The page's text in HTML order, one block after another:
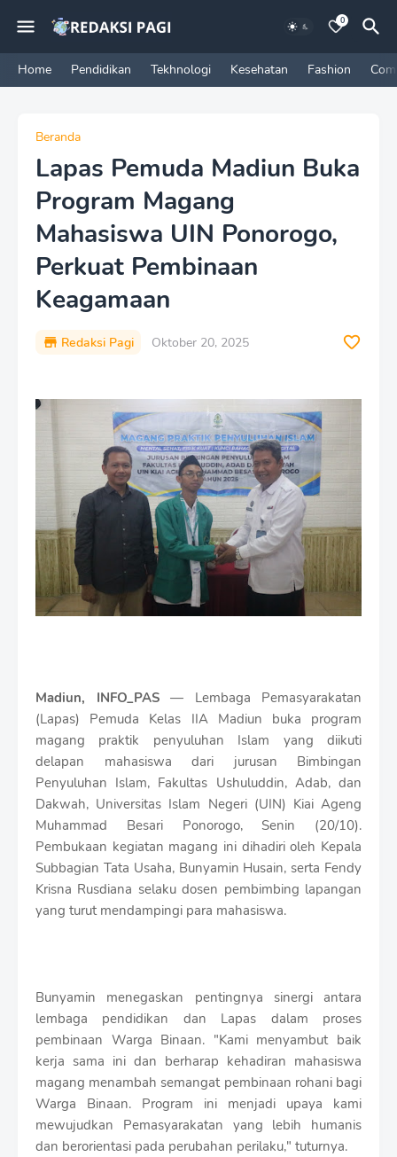
0
Home Pendidikan Tekhnologi Kesehatan Fashion
Beranda
Lapas Pemuda Madiun Buka
Program Magang
Mahasiswa UIN Ponorogo,
Perkuat Pembinaan
Keagamaan
Redaksi Pagi Oktober 20, 2025
Madiun, INFO_PAS— Lembaga Pemasyarakatan
(Lapas) Pemuda Kelas IIA Madiun buka program
magang praktik penyuluhan Islam yang diikuti
delapan mahasiswa dari jurusan Bimbingan
Penyuluhan Islam, Fakultas Ushuluddin, Adab, dan
Dakwah, Universitas Islam Negeri (UIN) Kiai Ageng
Muhammad Besari Ponorogo, Senin (20/10).
Pembukaan kegiatan magang ini dihadiri oleh Kepala
Subbagian Tata Usaha, Bunyamin Husain, serta Fendy
Krisna Rusdiana selaku dosen pembimbing lapangan
yang turut mendampingi para mahasiswa.
Bunyamin menegaskan pentingnya sinergi antara
lembaga pendidikan dan Lapas dalam proses
pembinaan Warga Binaan. "Kami menyambut baik
kerja sama ini dan berharap kehadiran mahasiswa
magang menambah semangat pembinaan rohani bagi
Warga Binaan. Program ini menjadi upaya kami
mewujudkan Pemasyarakatan yang lebih humanis
dan berorientasi pada perubahan perilaku," tuturnya.
e
m
a
u
s
h
a
n
g
n
W
i
t
h
S
h
r
o
f
f
e
t
e
s